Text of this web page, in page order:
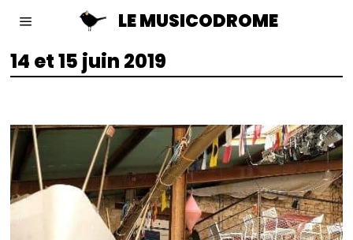
LE MUSICODROME
14 et 15 juin 2019